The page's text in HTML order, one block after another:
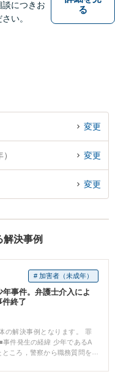
につきお
い。
る
変更
変更
変更
決事例
# 加害者（未成年）
年事件。弁護士介入によ
件終了
の解決事例となります。 罪
件発生の経緯 少年であるA
ころ，警察から職務質問を
けていました。 ■相談～解